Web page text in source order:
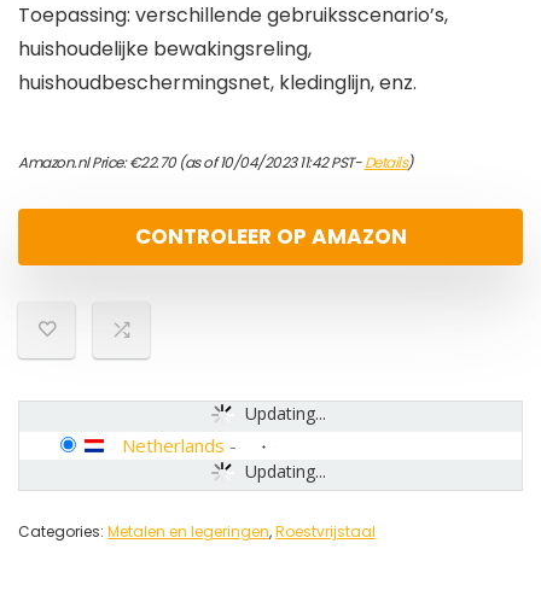
Toepassing: verschillende gebruiksscenario’s,
huishoudelijke bewakingsreling,
huishoudbeschermingsnet, kledinglijn, enz.
Amazon.nl Price:€22.70(as of 10/04/2023 11:42 PST-Details)
CONTROLEER OP AMAZON
Updating...
Updating...
Netherlands -
Categories: Metalen en legeringen,Roestvrijstaal